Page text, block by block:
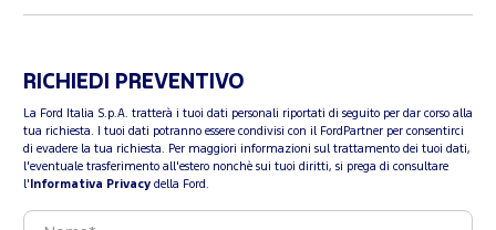
RICHIEDI PREVENTIVO
La Ford Italia S.p.A. tratterà i tuoi dati personali riportati di seguito per dar corso alla
tua richiesta. I tuoi dati potranno essere condivisi con il FordPartner per consentirci
di evadere la tua richiesta. Per maggiori informazioni sul trattamento dei tuoi dati,
l'eventuale trasferimento all'estero nonchè sui tuoi diritti, si prega di consultare
l' Informativa Privacy della Ford.